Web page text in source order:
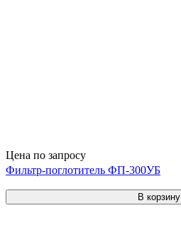
Цена по запросу
Фильтр-поглотитель ФП-300УБ
В корзину